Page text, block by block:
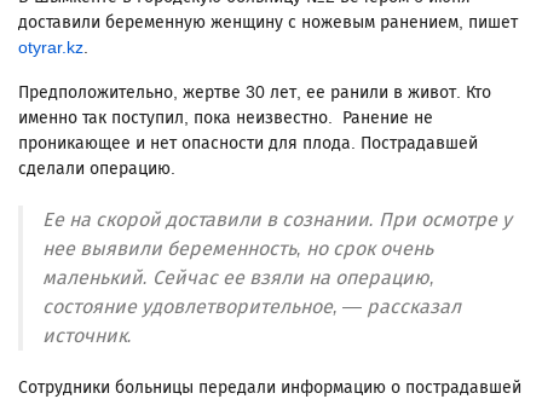
доставили беременную женщину с ножевым ранением, пишет
otyrar.kz.
Предположительно, жертве 30 лет, ее ранили в живот. Кто
именно так поступил, пока неизвестно. Ранение не
проникающее и нет опасности для плода. Пострадавшей
сделали операцию.
Ее на скорой доставили в сознании. При осмотре у
нее выявили беременность, но срок очень
маленький. Сейчас ее взяли на операцию,
состояние удовлетворительное, — рассказал
источник.
Сотрудники больницы передали информацию о пострадавшей